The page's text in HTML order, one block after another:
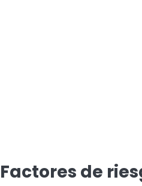
Factores de